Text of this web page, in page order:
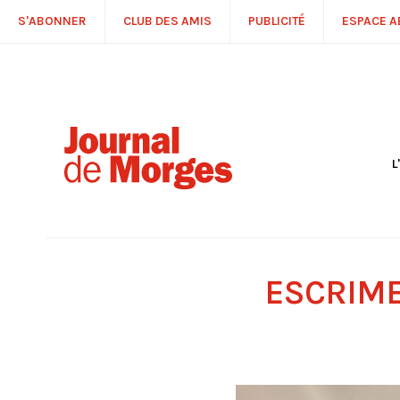
S'ABONNER CLUB DES AMIS PUBLICITÉ ESPACE